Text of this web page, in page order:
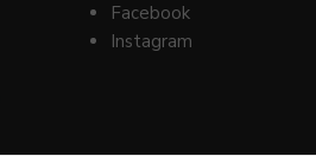
Facebook
Instagram